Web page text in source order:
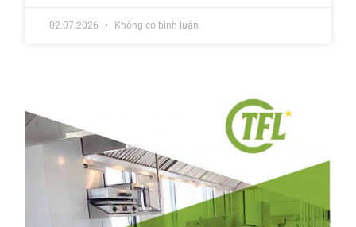
02.07.2026 Không có bình luận